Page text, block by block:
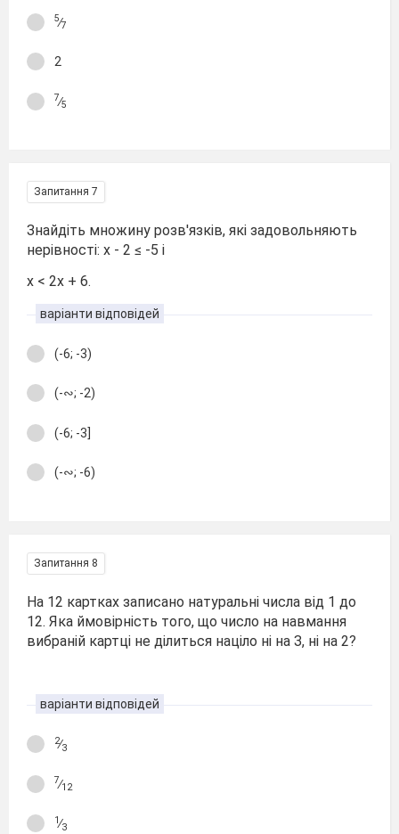
5∕7
2
7∕5
Запитання 7
Знайдіть множину розв'язків, які задовольняють
нерівності: х - 2 ≤ -5 і
х < 2х + 6.
варіанти відповідей
(-6; -3)
(-∾; -2)
(-6; -3]
(-∾; -6)
Запитання 8
На 12 картках записано натуральні числа від 1 до
12. Яка ймовірність того, що число на навмання
вибраній картці не ділиться націло ні на З, ні на 2?
варіанти відповідей
2∕3
7∕12
1∕3